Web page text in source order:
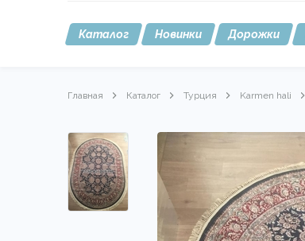
Каталог Новинки Дорожки
Главная Каталог Турция Karmen hali